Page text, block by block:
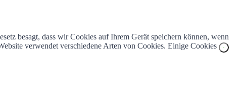
besagt, dass wir Cookies auf Ihrem Gerät speichern können, wenn
verwendet verschiedene Arten von Cookies. Einige Cookies